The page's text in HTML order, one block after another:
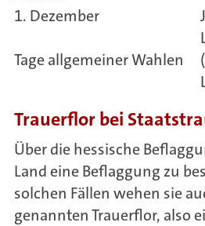
1. Dezember
Tage allgemeiner Wahlen
Trauerflor bei
Über die hessische
Land eine Beflaggung zu
solchen Fällen wehen sie
genannten Trauerflor, also